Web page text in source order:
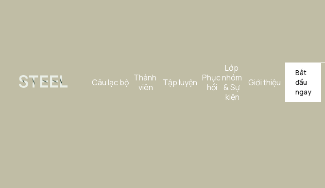
Câu lạc bộ Thành
viên
Tập luyện Phục
hồi
Lớp
nhóm
& Sự
kiện
Giới thiệu
Bắt
đầu
ngay